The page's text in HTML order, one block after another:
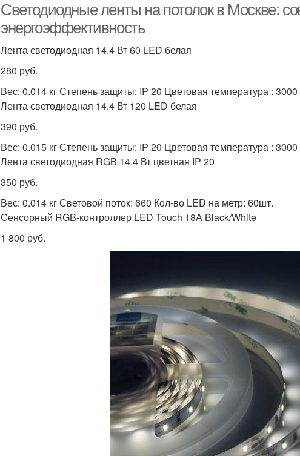
Светодиодные ленты на потолок в Москве:
энергоэффективность
Лента светодиодная 14.4 Вт 60 LED белая
280 руб.
Вес: 0.014 кг Степень защиты: IP 20 Цветовая температура :
Лента светодиодная 14.4 Вт 120 LED белая
390 руб.
Вес: 0.015 кг Степень защиты: IP 20 Цветовая температура :
Лента светодиодная RGB 14.4 Вт цветная IP 20
350 руб.
Вес: 0.014 кг Световой поток: 660 Кол-во LED на метр: 60шт.
Сенсорный RGB-контроллер LED Touch 18А Black/White
1 800 руб.